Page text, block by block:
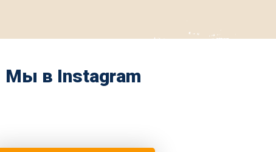
Мы в Instagram